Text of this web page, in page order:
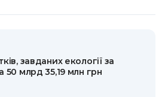
завданих екології за
50 млрд 35,19 млн грн